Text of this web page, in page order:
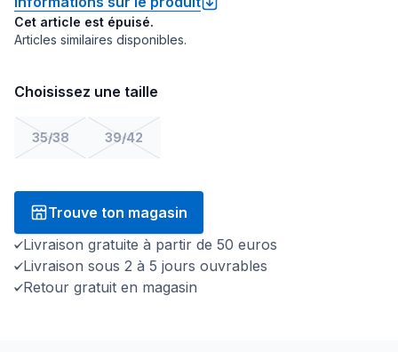
Cet article est épuisé.
Articles similaires disponibles.
Choisissez une taille
35/38 39/42
Trouve ton magasin
Livraison gratuite à partir de 50 euros
Livraison sous 2 à 5 jours ouvrables
Retour gratuit en magasin